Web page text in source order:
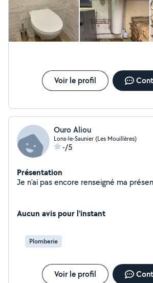
Voir le profil
Ouro Aliou
Lons-le-Saunier (Les Mouillères)
-/5
Présentation
Je n'ai pas encore
Aucun avis pour l'instant
Plomberie
Voir le profil